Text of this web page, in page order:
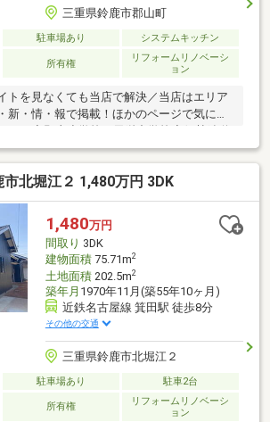
三重県鈴鹿市郡山町
駐車場あり システムキッチン
所有権
リフォームリノベーシ
ョン
トを見なくても当店で解決／当店はエリア
新・情・報で掲載！ほかのページで気にな
分◆システムキッチン・オートバス◎◆全
でゆったり◆小学校や病院まで徒歩約7分で
をクリックすると、詳細をご覧いただけ
＝＝＝＝＝＝＝＝＝＝＝＝＝＝＝《失敗し
》豊富な銀行金利情報を持っていますの
りのある資金計画をご提案できます。＝＝
＝＝＝＝＝＝＝＝＝＝
北堀江２ 1,480万円 3DK
1,480万円
間取り 3DK
建物面積75.71m2
土地面積202.5m2
築年月 1970年11月(築55年10ヶ月)
近鉄名古屋線 箕田駅 徒歩8分
その他の交通
三重県鈴鹿市北堀江２
駐車場あり 駐車2台
所有権
リフォームリノベーシ
ョン